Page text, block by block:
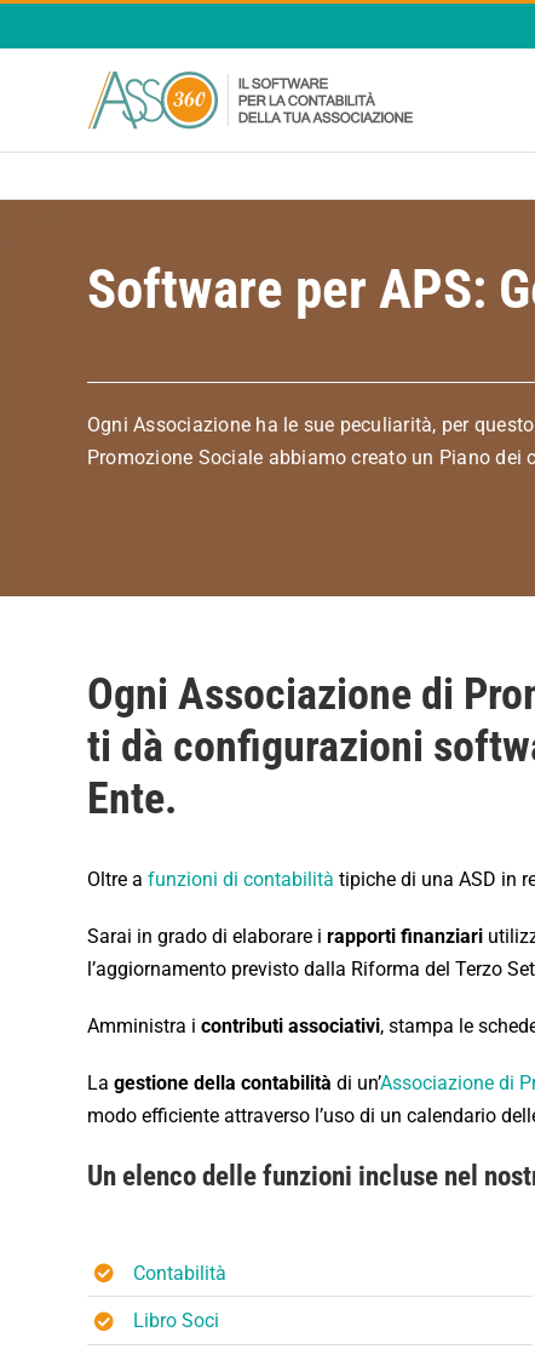
al
Software per APS:
Ogni Associazione ha le sue peculiarità, per
Promozione Sociale abbiamo creato un Piano
Ogni Associazione di
ti dà configurazioni
Ente.
Oltre a funzioni di contabilità tipiche di una ASD in
Sarai in grado di elaborare i rapporti finanziari
l’aggiornamento previsto dalla Riforma del Terzo
Amministra i contributi associativi, stampa le
La gestione della contabilità di un’Associazione di
modo efficiente attraverso l’uso di un calendario
Un elenco delle funzioni incluse nel
Contabilità
Libro Soci